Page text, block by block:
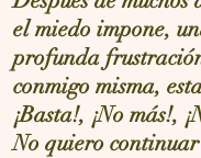
el miedo impone,
profunda
conmigo misma,
¡Basta!, ¡No más!,
No quiero